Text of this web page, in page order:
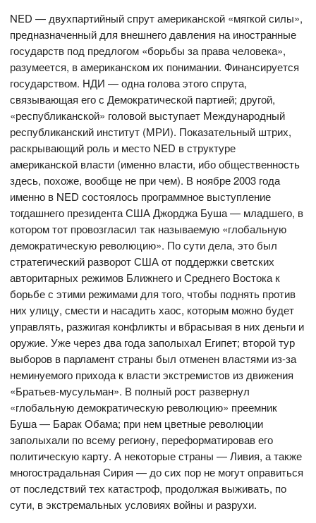
NED — двухпартийный спрут американской «мягкой силы»,
предназначенный для внешнего давления на иностранные
государств под предлогом «борьбы за права человека»,
разумеется, в американском их понимании. Финансируется
государством. НДИ — одна голова этого спрута,
связывающая его с Демократической партией; другой,
«республиканской» головой выступает Международный
республиканский институт (МРИ). Показательный штрих,
раскрывающий роль и место NED в структуре
американской власти (именно власти, ибо общественность
здесь, похоже, вообще не при чем). В ноябре 2003 года
именно в NED состоялось программное выступление
тогдашнего президента США Джорджа Буша — младшего, в
котором тот провозгласил так называемую «глобальную
демократическую революцию». По сути дела, это был
стратегический разворот США от поддержки светских
авторитарных режимов Ближнего и Среднего Востока к
борьбе с этими режимами для того, чтобы поднять против
них улицу, смести и насадить хаос, которым можно будет
управлять, разжигая конфликты и вбрасывая в них деньги и
оружие. Уже через два года заполыхал Египет; второй тур
выборов в парламент страны был отменен властями из-за
неминуемого прихода к власти экстремистов из движения
«Братьев-мусульман». В полный рост развернул
«глобальную демократическую революцию» преемник
Буша — Барак Обама; при нем цветные революции
заполыхали по всему региону, переформатировав его
политическую карту. А некоторые страны — Ливия, а также
многострадальная Сирия — до сих пор не могут оправиться
от последствий тех катастроф, продолжая выживать, по
сути, в экстремальных условиях войны и разрухи.